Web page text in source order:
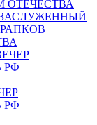
РФ